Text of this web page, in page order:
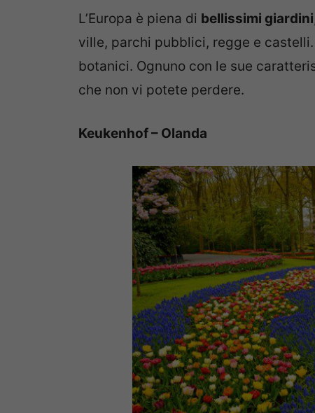
L’Europa è piena di bellissimi giardini
ville, parchi pubblici, regge e
botanici. Ognuno con le sue
che non vi potete perdere.
Keukenhof – Olanda